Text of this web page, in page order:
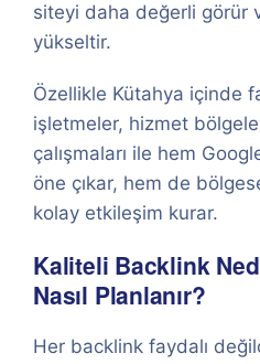
siteyi daha değerli görür
yükseltir.
Özellikle Kütahya içinde
işletmeler, hizmet
çalışmaları ile hem
öne çıkar, hem de
kolay etkileşim kurar.
Kaliteli Backlink
Nasıl Planlanır?
Her backlink faydalı